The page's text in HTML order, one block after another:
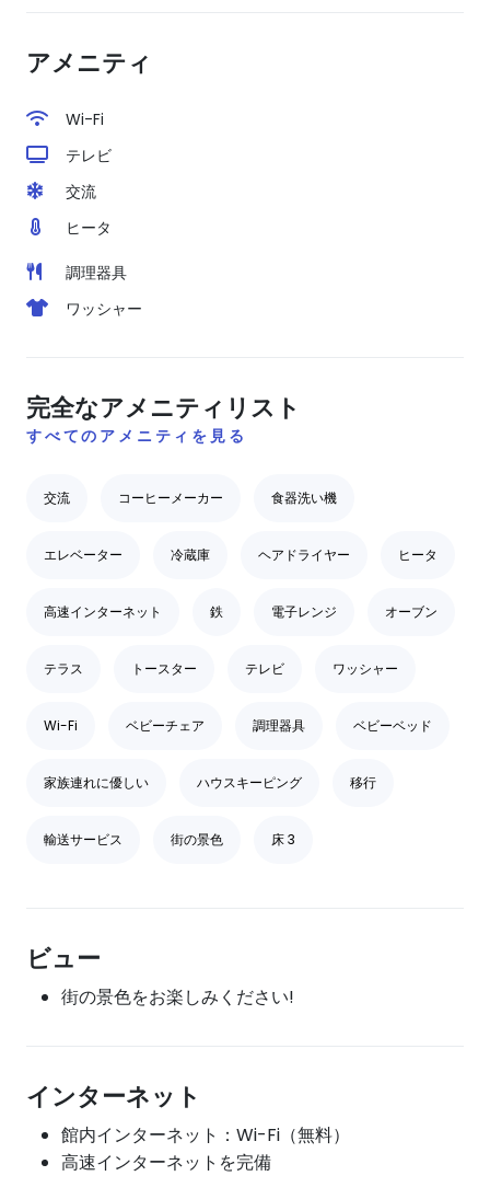
アメニティ
Wi-Fi
テレビ
交流
ヒータ
調理器具
ワッシャー
完全なアメニティリスト
すべてのアメニティを見る
交流 コーヒーメーカー 食器洗い機
エレベーター 冷蔵庫 ヘアドライヤー ヒータ
高速インターネット 鉄 電子レンジ オーブン
テラス トースター テレビ ワッシャー
Wi-Fi ベビーチェア 調理器具 ベビーベッド
家族連れに優しい ハウスキーピング 移行
輸送サービス 街の景色 床 3
ビュー
街の景色をお楽しみください!
インターネット
館内インターネット：Wi-Fi（無料）
高速インターネットを完備